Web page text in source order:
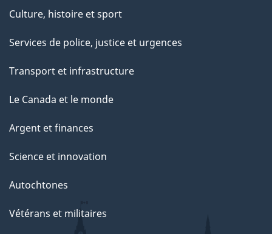
Culture, histoire et sport
Services de police, justice et urgences
Transport et infrastructure
Le Canada et le monde
Argent et finances
Science et innovation
Autochtones
Vétérans et militaires